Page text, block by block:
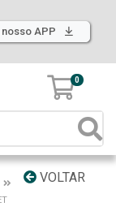
nosso APP
0
VOLTAR